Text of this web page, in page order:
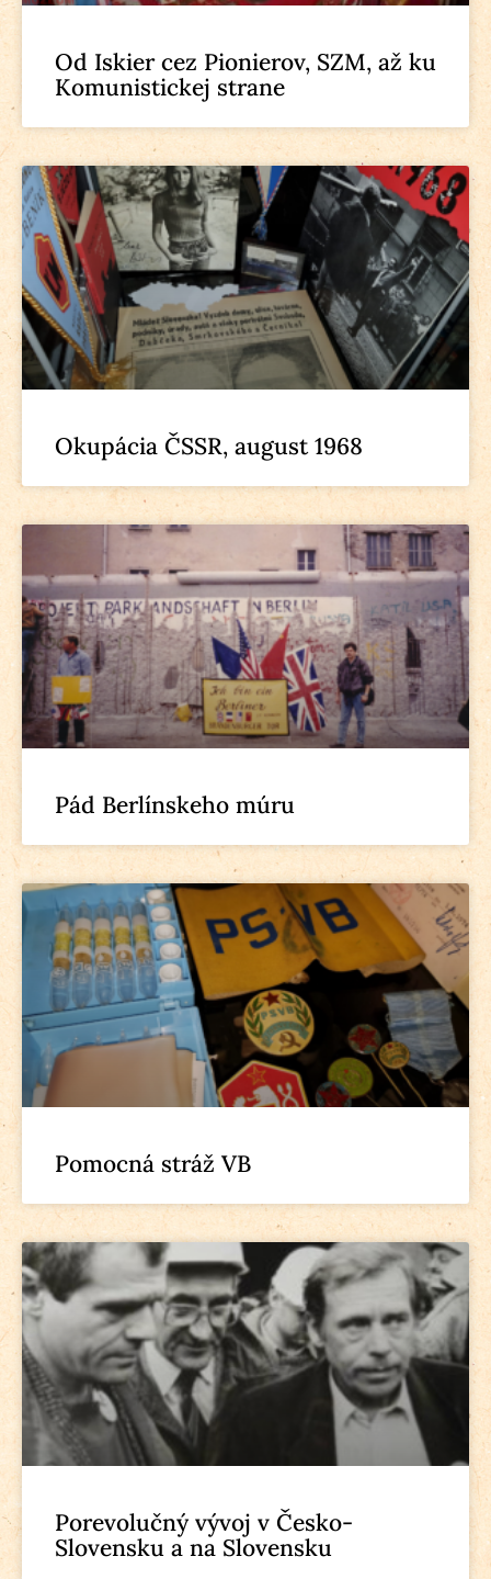
Od Iskier cez Pionierov, SZM, až ku
Komunistickej strane
Okupácia ČSSR, august 1968
Pád Berlínskeho múru
Pomocná stráž VB
Porevolučný vývoj v Česko-
Slovensku a na Slovensku